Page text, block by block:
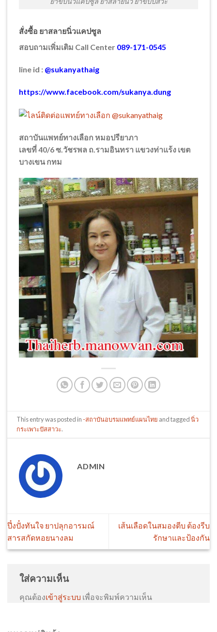
สั่งซื้อ ยาสลายนิ่วแคปซูล
สอบถามเพิ่มเติม Call Center 089-171-0545
line id : @sukanyathaig
https://www.facebook.com/sukanya.dung
สถาบันแพทย์ทางเลือก หมอปรียาภา
เลขที่ 40/6 ซ.วัชรพล ถ.รามอินทรา แขวงท่าแร้ง เขต
บางเขน กทม
This entry was posted in -สถาบันอบรมแพทย์แผนไทย and taggedนิ่ว
กระเพาะปัสสาวะ.
ADMIN
ปึ๋งปั๋งทันใจ ยาปลุกอารมณ์
สารสกัดหอยนางลม
เส้นเลือดในสมองตีบ ต้องรีบ
รักษาและป้องกัน
ใส่ความเห็น
คุณต้องเข้าสู่ระบบ เพื่อจะพิมพ์ความเห็น